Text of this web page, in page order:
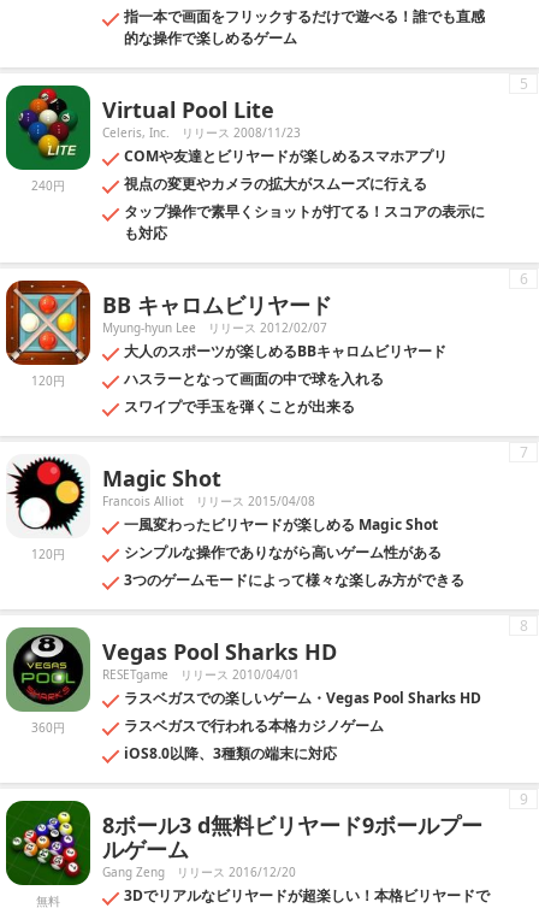
指一本で画面をフリックするだけで遊べる！誰でも直感
的な操作で楽しめるゲーム
240円
Virtual Pool Lite
Celeris, Inc. リリース 2008/11/23
COMや友達とビリヤードが楽しめるスマホアプリ
視点の変更やカメラの拡大がスムーズに行える
タップ操作で素早くショットが打てる！スコアの表示に
も対応
5
120円
BB キャロムビリヤード
Myung-hyun Lee リリース 2012/02/07
大人のスポーツが楽しめるBBキャロムビリヤード
ハスラーとなって画面の中で球を入れる
スワイプで手玉を弾くことが出来る
6
120円
Magic Shot
Francois Alliot リリース 2015/04/08
一風変わったビリヤードが楽しめる Magic Shot
シンプルな操作でありながら高いゲーム性がある
3つのゲームモードによって様々な楽しみ方ができる
7
360円
Vegas Pool Sharks HD
RESETgame リリース 2010/04/01
ラスベガスでの楽しいゲーム・Vegas Pool Sharks HD
ラスベガスで行われる本格カジノゲーム
iOS8.0以降、3種類の端末に対応
8
無料
8ボール3 d無料ビリヤード9ボールプー
ルゲーム
Gang Zeng リリース 2016/12/20
3Dでリアルなビリヤードが超楽しい！本格ビリヤードで
9